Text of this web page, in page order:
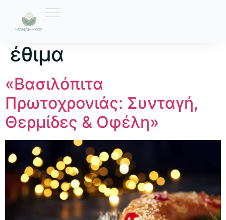
Ετικέτα:
έθιμα
«Βασιλόπιτα
Πρωτοχρονιάς: Συνταγή,
Θερμίδες & Οφέλη»